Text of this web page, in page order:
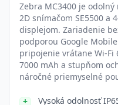
Zebra MC3400 je
2D snímačom SE5500 a
displejom. Zariadenie
podporou Google
pripojenie vrátane Wi-Fi
7000 mAh a stupňom
náročné priemyselné
Vysoká odolnosť